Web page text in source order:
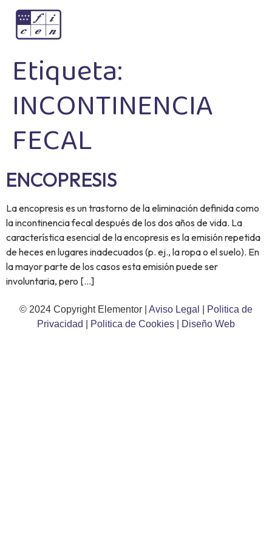
Etiqueta:
INCONTINENCIA
FECAL
ENCOPRESIS
La encopresis es un trastorno de la eliminación definida como
la incontinencia fecal después de los dos años de vida. La
característica esencial de la encopresis es la emisión repetida
de heces en lugares inadecuados (p. ej., la ropa o el suelo). En
la mayor parte de los casos esta emisión puede ser
involuntaria, pero […]
© 2024 Copyright Elementor | Aviso Legal
Politica de
Privacidad
Politica de Cookies Diseño Web